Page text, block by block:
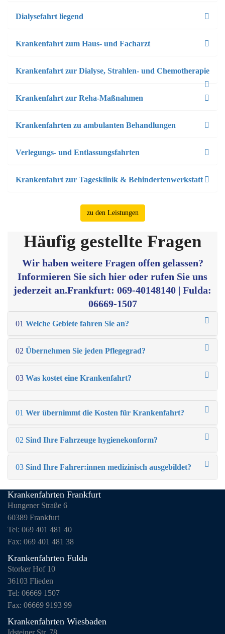
Dialysefahrt liegend
Krankenfahrt zum Haus- und Facharzt
Krankenfahrt zur Dialyse, Strahlen- und Chemotherapie
Krankenfahrt zur Reha-Maßnahmen
Krankenfahrten zu ambulanten Behandlungen
Verlegungs- und Entlassungsfahrten
Krankenfahrt zur Tagesklinik & Behindertenwerkstatt
zu den Leistungen
Häufig gestellte Fragen
Wir haben weitere Fragen offen gelassen?
Informieren Sie sich hier oder rufen Sie uns
jederzeit an.Frankfurt: 069-40148140 | Fulda:
06669-1507
01 Welche Gebiete fahren Sie an?
02 Übernehmen Sie jeden Pflegegrad?
03 Was kostet eine Krankenfahrt?
01 Wer übernimmt die Kosten für Krankenfahrt?
02 Sind Ihre Fahrzeuge hygienekonform?
03 Sind Ihre Fahrer:innen medizinisch ausgebildet?
Krankenfahrten Frankfurt
Hungener Straße 6
60389 Frankfurt
Tel: 069 401 481 40
Fax: 069 401 481 38
Krankenfahrten Fulda
Storker Hof 10
36103 Flieden
Tel: 06669 1507
Fax: 06669 9193 99
Krankenfahrten Wiesbaden